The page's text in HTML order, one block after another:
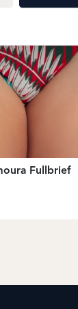
Fullbrief